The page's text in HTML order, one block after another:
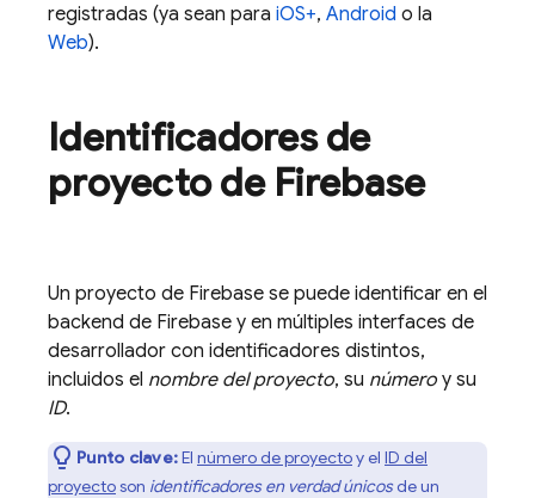
registradas (ya sean para iOS+, Android o la
Web).
Identificadores de
proyecto de Firebase
Un proyecto de Firebase se puede identificar en el
backend de Firebase y en múltiples interfaces de
desarrollador con identificadores distintos,
incluidos el nombre del proyecto, su número y su
ID.
Punto clave:El número de proyectoy el ID del
proyectoson identificadores en verdad únicosde un